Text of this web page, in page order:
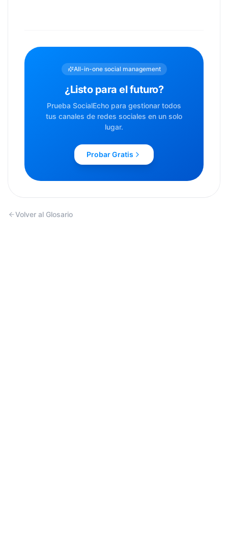
All-in-one social management
¿Listo para el futuro?
Prueba SocialEcho para gestionar todos
tus canales de redes sociales en un solo
lugar.
Probar Gratis
Volver al Glosario